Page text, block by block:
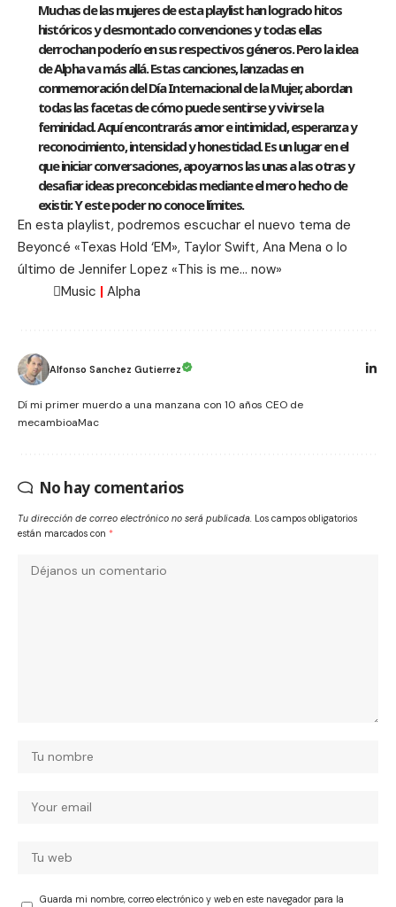
Muchas de las mujeres de esta playlist han logrado hitos
históricos y desmontado convenciones y todas ellas
derrochan poderío en sus respectivos géneros. Pero la idea
de Alpha va más allá. Estas canciones, lanzadas en
conmemoración del Día Internacional de la Mujer, abordan
todas las facetas de cómo puede sentirse y vivirse la
feminidad. Aquí encontrarás amor e intimidad, esperanza y
reconocimiento, intensidad y honestidad. Es un lugar en el
que iniciar conversaciones, apoyarnos las unas a las otras y
desafiar ideas preconcebidas mediante el mero hecho de
existir. Y este poder no conoce límites.
En esta playlist, podremos escuchar el nuevo tema de
Beyoncé «Texas Hold ‘EM», Taylor Swift, Ana Mena o lo
último de Jennifer Lopez «This is me… now»
Music | Alpha
Alfonso Sanchez Gutierrez
Dí mi primer muerdo a una manzana con 10 años CEO de
mecambioaMac
No hay comentarios
Tu dirección de correo electrónico no será publicada. Los campos obligatorios
están marcados con *
Guarda mi nombre, correo electrónico y web en este navegador para la